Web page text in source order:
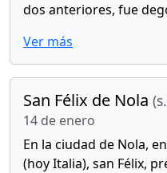
dos anteriores, fue
Ver más
San Félix de Nola
14 de enero
En la ciudad de Nola,
(hoy Italia), san Félix,